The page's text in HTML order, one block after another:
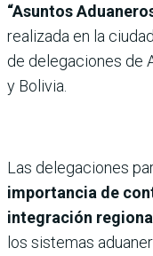
“Asuntos
realizada en la
de delegaciones de
y Bolivia.
Las delegaciones
importancia de
integración
los sistemas